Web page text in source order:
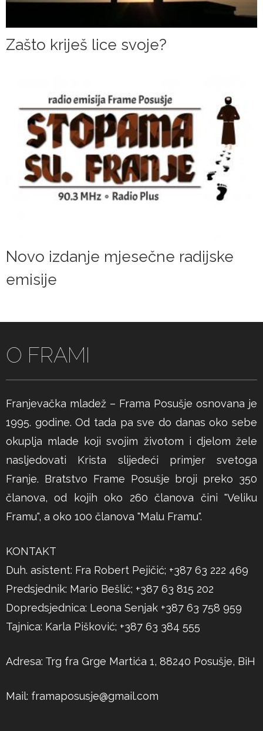
Zašto kriješ lice svoje?
Novo izdanje mjesečne radijske
emisije
O FRAMI
Franjevačka mladež – Frama Posušje osnovana je
1995. godine. Od tada pa sve do danas oko sebe
okuplja mlade koji svojim životom i djelom žele
nasljedovati Krista slijedeći primjer svetoga
Franje. Bratstvo Frame Posušje broji preko 350
članova, od kojih oko 260 članova čini "Veliku
Framu", a oko 100 članova "Malu Framu".
KONTAKT
Duh. asistent: Fra Robert Pejičić; +387 63 222 469
Predsjednik: Mario Bešlić; +387 63 815 202
Dopredsjednica: Leona Senjak +387 63 758 959
Tajnica: Karla Pišković; +387 63 384 555
Adresa: Trg fra Grge Martića 1, 88240 Posušje, BiH
Mail: framaposusje@gmail.com